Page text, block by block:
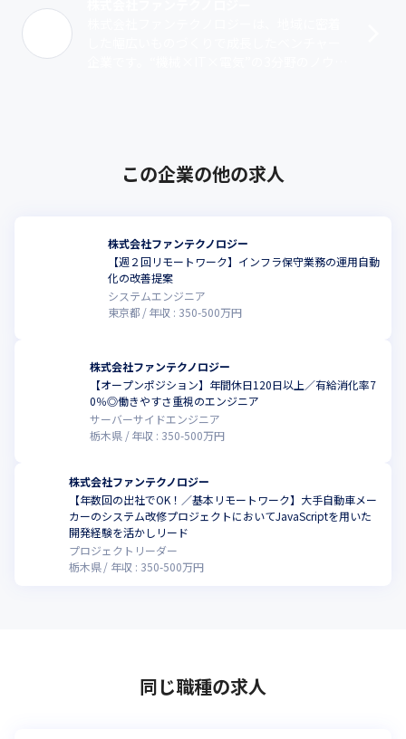
この企業の他の求人
株式会社ファンテクノロジー
【週２回リモートワーク】インフラ保守業務の運用自動
化の改善提案
システムエンジニア
東京都
年収 : 350-500万円
株式会社ファンテクノロジー
【オープンポジション】年間休日120日以上／有給消化率7
0％◎働きやすさ重視のエンジニア
サーバーサイドエンジニア
栃木県
年収 : 350-500万円
株式会社ファンテクノロジー
【年数回の出社でOK！／基本リモートワーク】大手自動車メー
カーのシステム改修プロジェクトにおいてJavaScriptを用いた
開発経験を活かしリード
プロジェクトリーダー
栃木県
年収 : 350-500万円
同じ職種の求人